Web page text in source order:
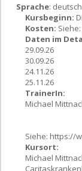
Sprache: deutsch
Kursbeginn:
Kosten:
Daten im
29.09.26
30.09.26
24.11.26
25.11.26
TrainerIn:
Michael
Siehe: https://
Kursort:
Michael